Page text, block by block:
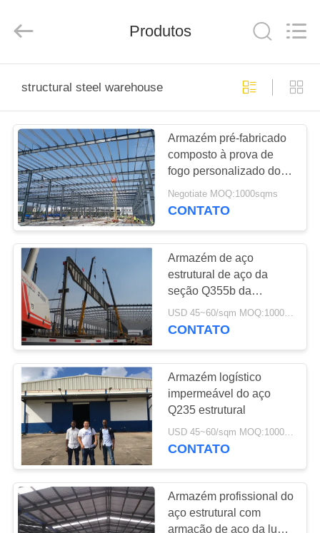
CASA
PRODUTOS
VÍDEOS
ESPETÁCULO
VR
SOBRE
NÓS
VISITA
FÁBRICA
CONTROLE
DE
QUALIDADE
Fabrication
Produtos
structural steel warehouse
Armazém pré-fabricado
composto à prova de
fogo personalizado do
aço da estrutura dos
painéis de sanduíche de
Negotiate MOQ:1000sqms
CONTATO
Armazém de aço
estrutural de aço da
seção Q355b da
resistência de fogo H
USD 45~60/sqm MOQ:1000 medidores quadrados
CONTATO
Armazém logístico
impermeável do aço
Q235 estrutural
USD 45~60/sqm MOQ:1000sqms
CONTATO
Armazém profissional do
aço estrutural com
armação de aço da luz